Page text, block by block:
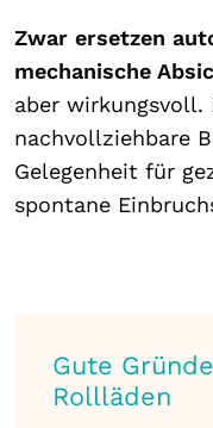
Zwar ersetzen
mechanische
aber wirkungsvoll.
nachvollziehbare
Gelegenheit für
spontane
Gute
Rollläden